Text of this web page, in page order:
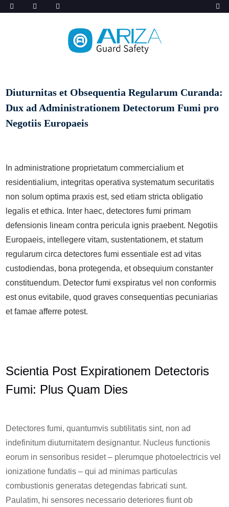
Diuturnitas et Obsequentia Regularum Curanda:
Dux ad Administrationem Detectorum Fumi pro
Negotiis Europaeis
In administratione proprietatum commercialium et
residentialium, integritas operativa systematum securitatis
non solum optima praxis est, sed etiam stricta obligatio
legalis et ethica. Inter haec, detectores fumi primam
defensionis lineam contra pericula ignis praebent. Negotiis
Europaeis, intellegere vitam, sustentationem, et statum
regularum circa detectores fumi essentiale est ad vitas
custodiendas, bona protegenda, et obsequium constanter
constituendum. Detector fumi exspiratus vel non conformis
est onus evitabile, quod graves consequentias pecuniarias
et famae afferre potest.
Scientia Post Expirationem Detectoris
Fumi: Plus Quam Dies
Detectores fumi, quantumvis subtilitatis sint, non ad
indefinitum diuturnitatem designantur. Nucleus functionis
eorum in sensoribus residet – plerumque photoelectricis vel
ionizatione fundatis – qui ad minimas particulas
combustionis generatas detegendas fabricati sunt.
Paulatim, hi sensores necessario deteriores fiunt ob